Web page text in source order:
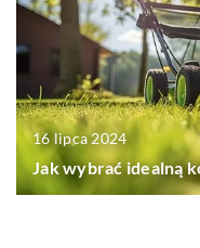
16 lipca 2024
Jak wybrać idealną